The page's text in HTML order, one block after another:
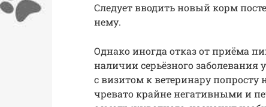
Следует вводить новый корм
нему.
Однако иногда отказ от приёма
наличии серьёзного
с визитом к ветеринару
чревато крайне негативными и